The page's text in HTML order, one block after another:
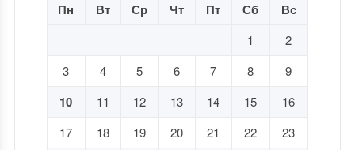
Пн Вт Ср Чт Пт Сб Вс
1
2
3
4 5 6 7 8 9
10 11 12 13 14 15
16
17
18 19 20 21 22
23